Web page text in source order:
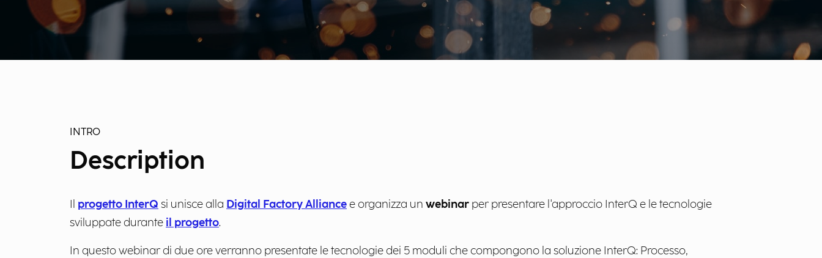
INTRO
Description
progetto InterQ si unisce alla Digital Factory Alliancee organizza un webinar per presentare l'approccio InterQ e le tecnologie
sviluppate durante il progetto.
In questo webinar di due ore verranno presentate le tecnologie dei 5 moduli che compongono la soluzione InterQ: Processo,